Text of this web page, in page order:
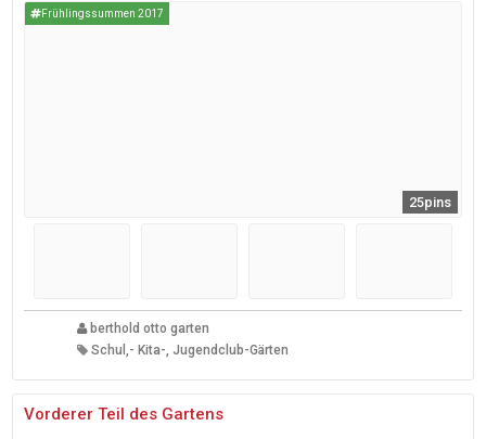
Frühlingssummen 2017
25pins
berthold otto garten
Schul,- Kita-, Jugendclub-Gärten
Vorderer Teil des Gartens